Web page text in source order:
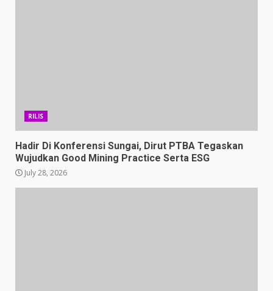
RILIS
Hadir Di Konferensi Sungai, Dirut PTBA Tegaskan
Wujudkan Good Mining Practice Serta ESG
July 28, 2026